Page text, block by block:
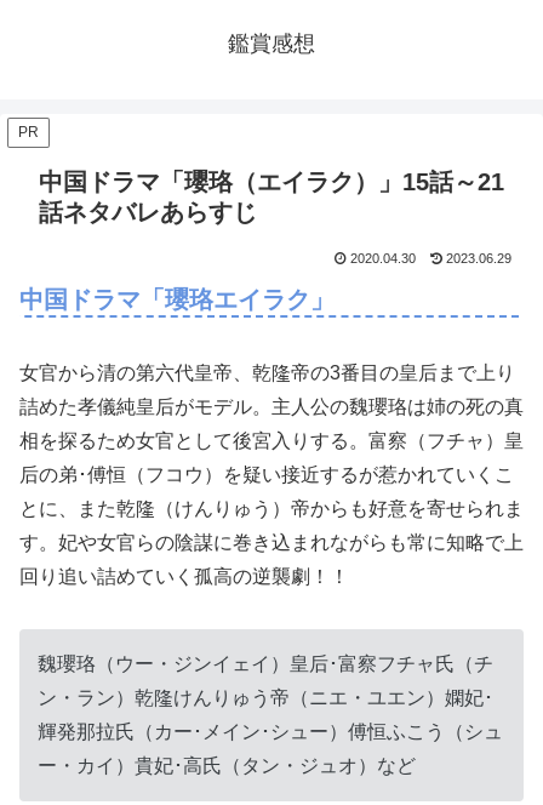
鑑賞感想
PR
中国ドラマ「瓔珞（エイラク）」15話～21
話ネタバレあらすじ
2020.04.30 2023.06.29
中国ドラマ「瓔珞エイラク」
女官から清の第六代皇帝、乾隆帝の3番目の皇后まで上り
詰めた孝儀純皇后がモデル。主人公の魏瓔珞は姉の死の真
相を探るため女官として後宮入りする。富察（フチャ）皇
后の弟･傅恒（フコウ）を疑い接近するが惹かれていくこ
とに、また乾隆（けんりゅう）帝からも好意を寄せられま
す。妃や女官らの陰謀に巻き込まれながらも常に知略で上
回り追い詰めていく孤高の逆襲劇！！
魏瓔珞（ウー・ジンイェイ）皇后･富察フチャ氏（チ
ン・ラン）乾隆けんりゅう帝（ニエ・ユエン）嫻妃･
輝発那拉氏（カー･メイン･シュー）傅恒ふこう（シュ
ー・カイ）貴妃･高氏（タン・ジュオ）など